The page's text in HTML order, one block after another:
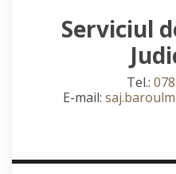
Serviciul
Tel.:
E-mail: